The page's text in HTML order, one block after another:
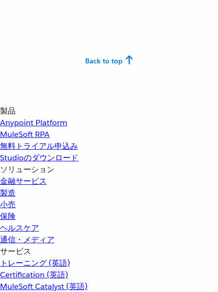
Back to top
製品
Anypoint Platform
MuleSoft RPA
無料トライアル申込み
Studioのダウンロード
ソリューション
金融サービス
製造
小売
保険
ヘルスケア
通信・メディア
サービス
トレーニング (英語)
Certification (英語)
MuleSoft Catalyst (英語)